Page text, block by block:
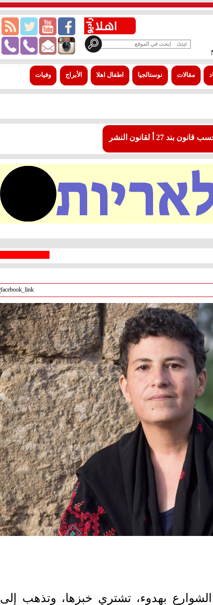
مقالات نوستالجيا اطفال اهلا الأبراج وفيات
بهدوء، تشتري خبزها، وتذهب إلى